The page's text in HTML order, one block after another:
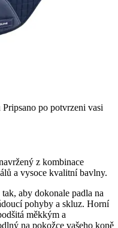
Pripsano po potvrzeni vasi
z kombinace
a vysoce kvalitní bavlny.
aby dokonale padla na
pohyby a skluz. Horní
měkkým a
na pokožce vašeho koně